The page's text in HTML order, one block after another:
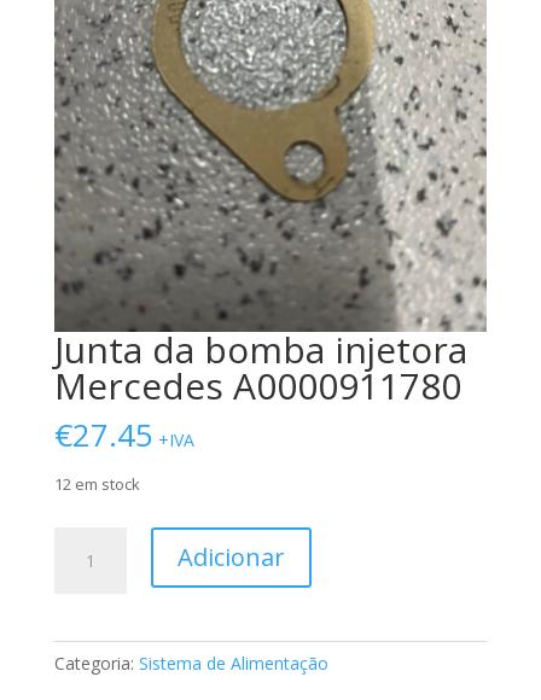
Junta da bomba injetora
Mercedes A0000911780
€27.45 +IVA
12 em stock
injetora
Adicionar
Categoria: Sistema de Alimentação